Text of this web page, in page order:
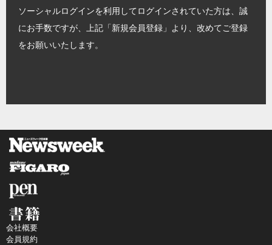
ソーシャルログインを利用してログインされていた方は、誠
にお手数ですが、上記「新規会員登録」より、改めてご登録
をお願いいたします。
会社概要
会員規約